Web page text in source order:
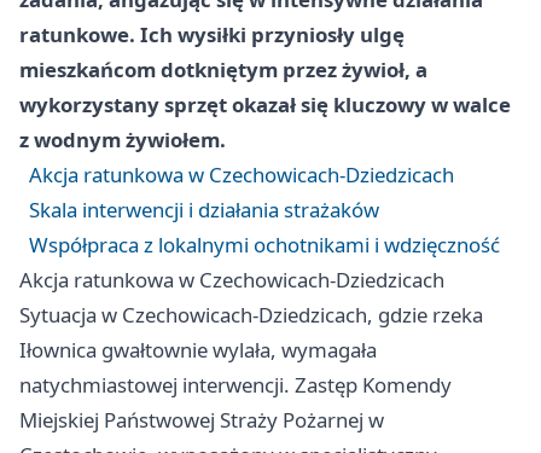
ratunkowe. Ich wysiłki przyniosły ulgę
mieszkańcom dotkniętym przez żywioł, a
wykorzystany sprzęt okazał się kluczowy w walce
z wodnym żywiołem.
Akcja ratunkowa w Czechowicach-Dziedzicach
Skala interwencji i działania strażaków
Współpraca z lokalnymi ochotnikami i wdzięczność
Akcja ratunkowa w Czechowicach-Dziedzicach
Sytuacja w Czechowicach-Dziedzicach, gdzie rzeka
Iłownica gwałtownie wylała, wymagała
natychmiastowej interwencji. Zastęp Komendy
Miejskiej Państwowej Straży Pożarnej w